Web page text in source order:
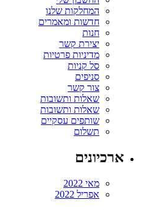
המחלקות שלנו
חדשות ומאמרים
חנות
יצירת קשר
מדיניות פרטיות
סל קניות
סניפים
צור קשר
שאלות ותשובות
שאלות ותשובות
שותפים עסקיים
תשלום
ארכיונים
מאי 2022
אפריל 2022